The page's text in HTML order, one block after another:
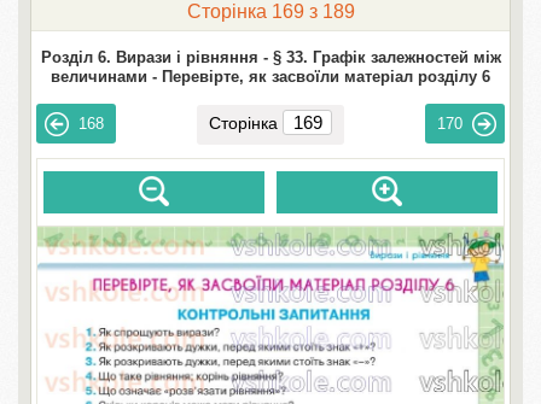
Сторінка 169 з 189
Розділ 6. Вирази і рівняння - § 33. Графік залежностей між
величинами - Перевірте, як засвоїли матеріал розділу 6
168 Сторінка 170